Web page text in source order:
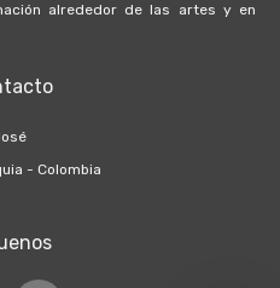
alrededor de las artes y en
- Colombia